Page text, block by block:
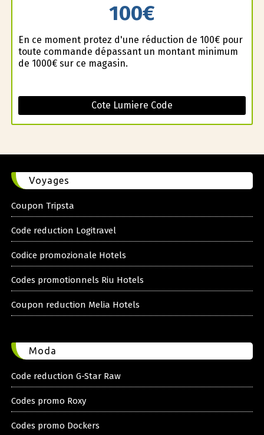
100€
En ce moment profitez d'une réduction de 100€ pour
toute commande dépassant un montant minimum
de 1000€ sur ce magasin.
Cote Lumiere Code
Voyages
Coupon Tripsta
Code reduction Logitravel
Codice promozionale Hotels
Codes promotionnels Riu Hotels
Coupon reduction Melia Hotels
Moda
Code reduction G-Star Raw
Codes promo Roxy
Codes promo Dockers